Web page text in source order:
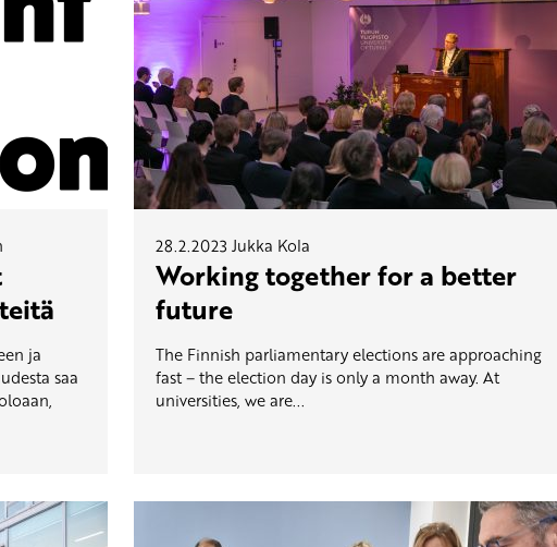
ja
saa
28.2.2023 Jukka Kola
Working together for a better
future
The Finnish parliamentary elections are approaching
fast – the election day is only a month away. At
universities, we are...